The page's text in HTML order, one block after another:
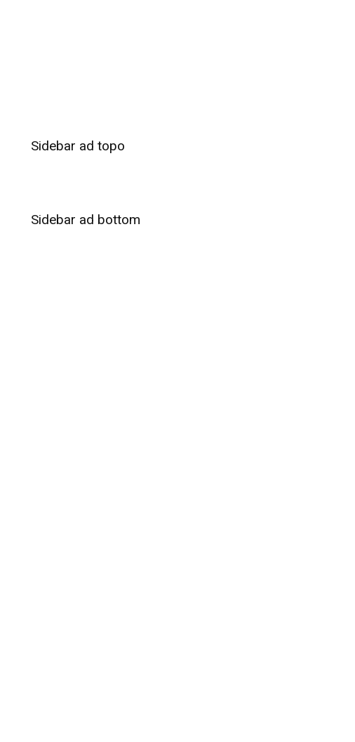
Sidebar ad topo
Sidebar ad bottom